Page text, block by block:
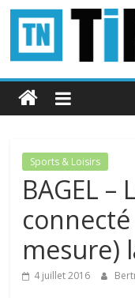
Passer
contenu
Le
belge
connecté
Sports & Loisirs
BAGEL –
mesure)
4 juillet 2016